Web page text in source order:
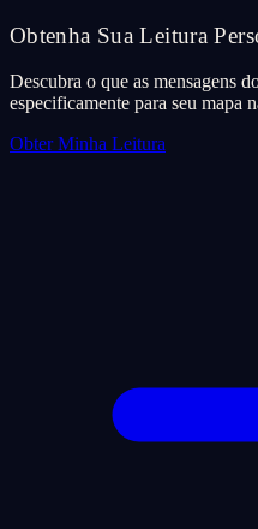
Obtenha Sua Leitura
Descubra o que as mensagens
especificamente para seu mapa
Obter Minha Leitura